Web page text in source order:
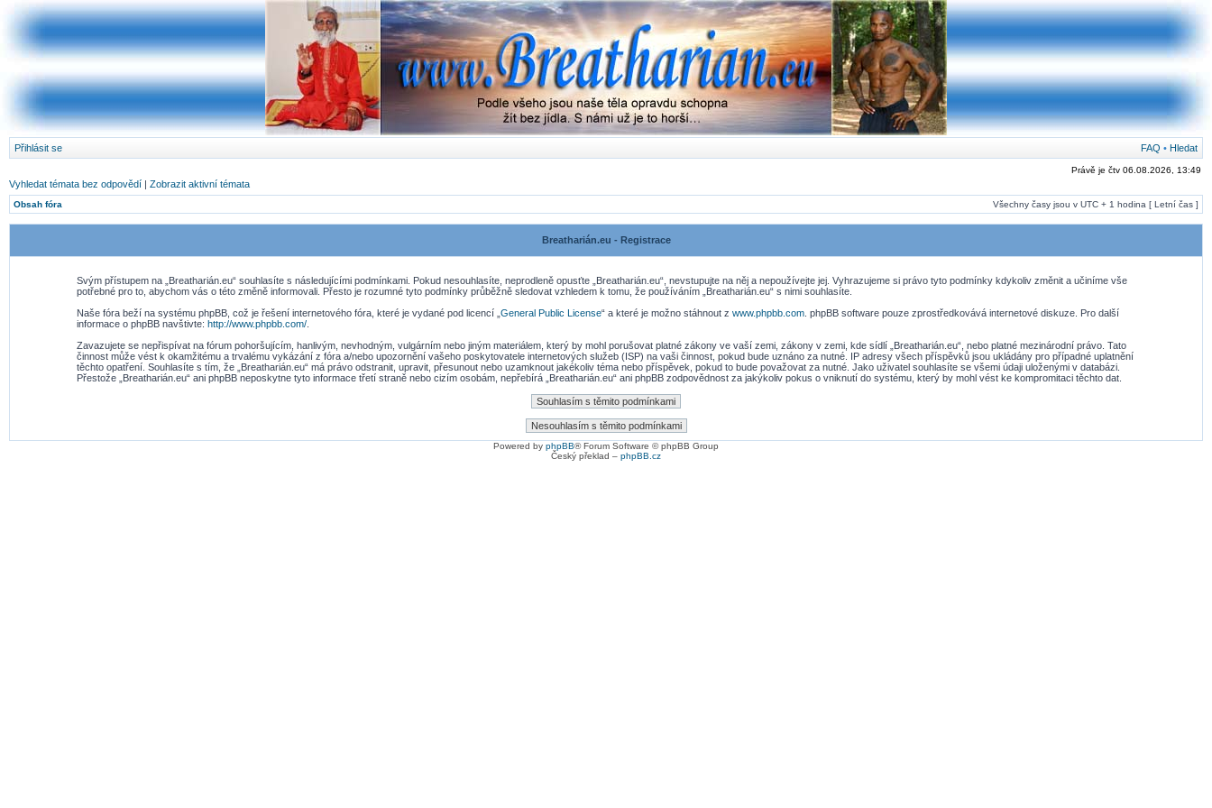
Přihlásit se FAQ • Hledat
Právě je čtv 06.08.2026, 13:49
Vyhledat témata bez odpovědí | Zobrazit aktivní témata
Obsah fóra Všechny časy jsou v UTC + 1 hodina [ Letní čas ]
Breatharián.eu - Registrace
Svým přístupem na „Breatharián.eu“ souhlasíte s následujícími podmínkami. Pokud nesouhlasíte, neprodleně opusťte „Breatharián.eu“, nevstupujte na něj a nepoužívejte jej. Vyhrazujeme si právo tyto podmínky kdykoliv změnit a učiníme vše
potřebné pro to, abychom vás o této změně informovali. Přesto je rozumné tyto podmínky průběžně sledovat vzhledem k tomu, že používáním „Breatharián.eu“ s nimi souhlasíte.
Naše fóra beží na systému phpBB, což je řešení internetového fóra, které je vydané pod licencí „ General Public License“ a které je možno stáhnout z www.phpbb.com . phpBB software pouze zprostředkovává internetové diskuze. Pro další
informace o phpBB navštivte: http://www.phpbb.com/
Zavazujete se nepřispívat na fórum pohoršujícím, hanlivým, nevhodným, vulgárním nebo jiným materiálem, který by mohl porušovat platné zákony ve vaší zemi, zákony v zemi, kde sídlí „Breatharián.eu“, nebo platné mezinárodní právo. Tato
činnost může vést k okamžitému a trvalému vykázání z fóra a/nebo upozornění vašeho poskytovatele internetových služeb (ISP) na vaši činnost, pokud bude uznáno za nutné. IP adresy všech příspěvků jsou ukládány pro případné uplatnění
těchto opatření. Souhlasíte s tím, že „Breatharián.eu“ má právo odstranit, upravit, přesunout nebo uzamknout jakékoliv téma nebo příspěvek, pokud to bude považovat za nutné. Jako uživatel souhlasíte se všemi údaji uloženými v databázi.
Přestože „Breatharián.eu“ ani phpBB neposkytne tyto informace třetí straně nebo cizím osobám, nepřebírá „Breatharián.eu“ ani phpBB zodpovědnost za jakýkoliv pokus o vniknutí do systému, který by mohl vést ke kompromitaci těchto dat.
Powered by phpBB® Forum Software © phpBB Group
Český překlad – phpBB.cz